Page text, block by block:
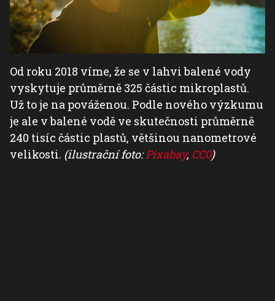
Od roku 2018 víme, že se v lahvi balené vody
vyskytuje průměrně 325 částic mikroplastů.
Už to je na pováženou. Podle nového výzkumu
je ale v balené vodě ve skutečnosti průměrně
240 tisíc částic plastů, většinou nanometrové
velikosti. (ilustrační foto:Pixabay, CC0)